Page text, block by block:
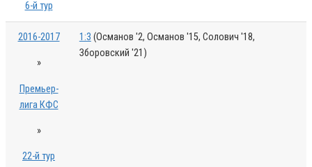
6-й тур
2016-2017
»
Премьер-
лига КФС
»
22-й тур
1:3 (Османов '2, Османов '15, Солович '18,
Зборовский '21)